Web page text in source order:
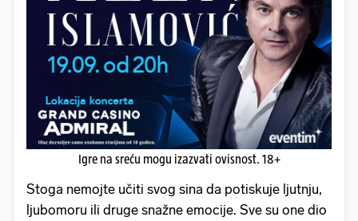
Igre na sreću mogu izazvati ovisnost. 18+
Stoga nemojte učiti svog sina da potiskuje ljutnju,
ljubomoru ili druge snažne emocije. Sve su one dio